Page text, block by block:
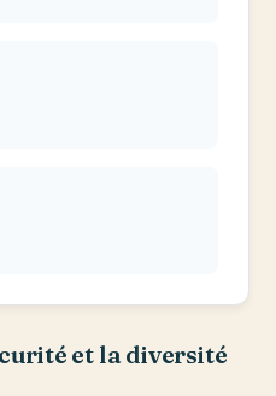
et la diversité